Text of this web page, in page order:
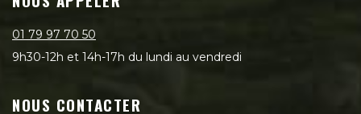
01 79 97 70 50
9h30-12h et 14h-17h du lundi au vendredi
NOUS CONTACTER